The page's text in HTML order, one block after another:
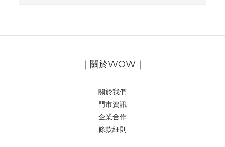
｜關於WOW｜
關於我們
門市資訊
企業合作
條款細則